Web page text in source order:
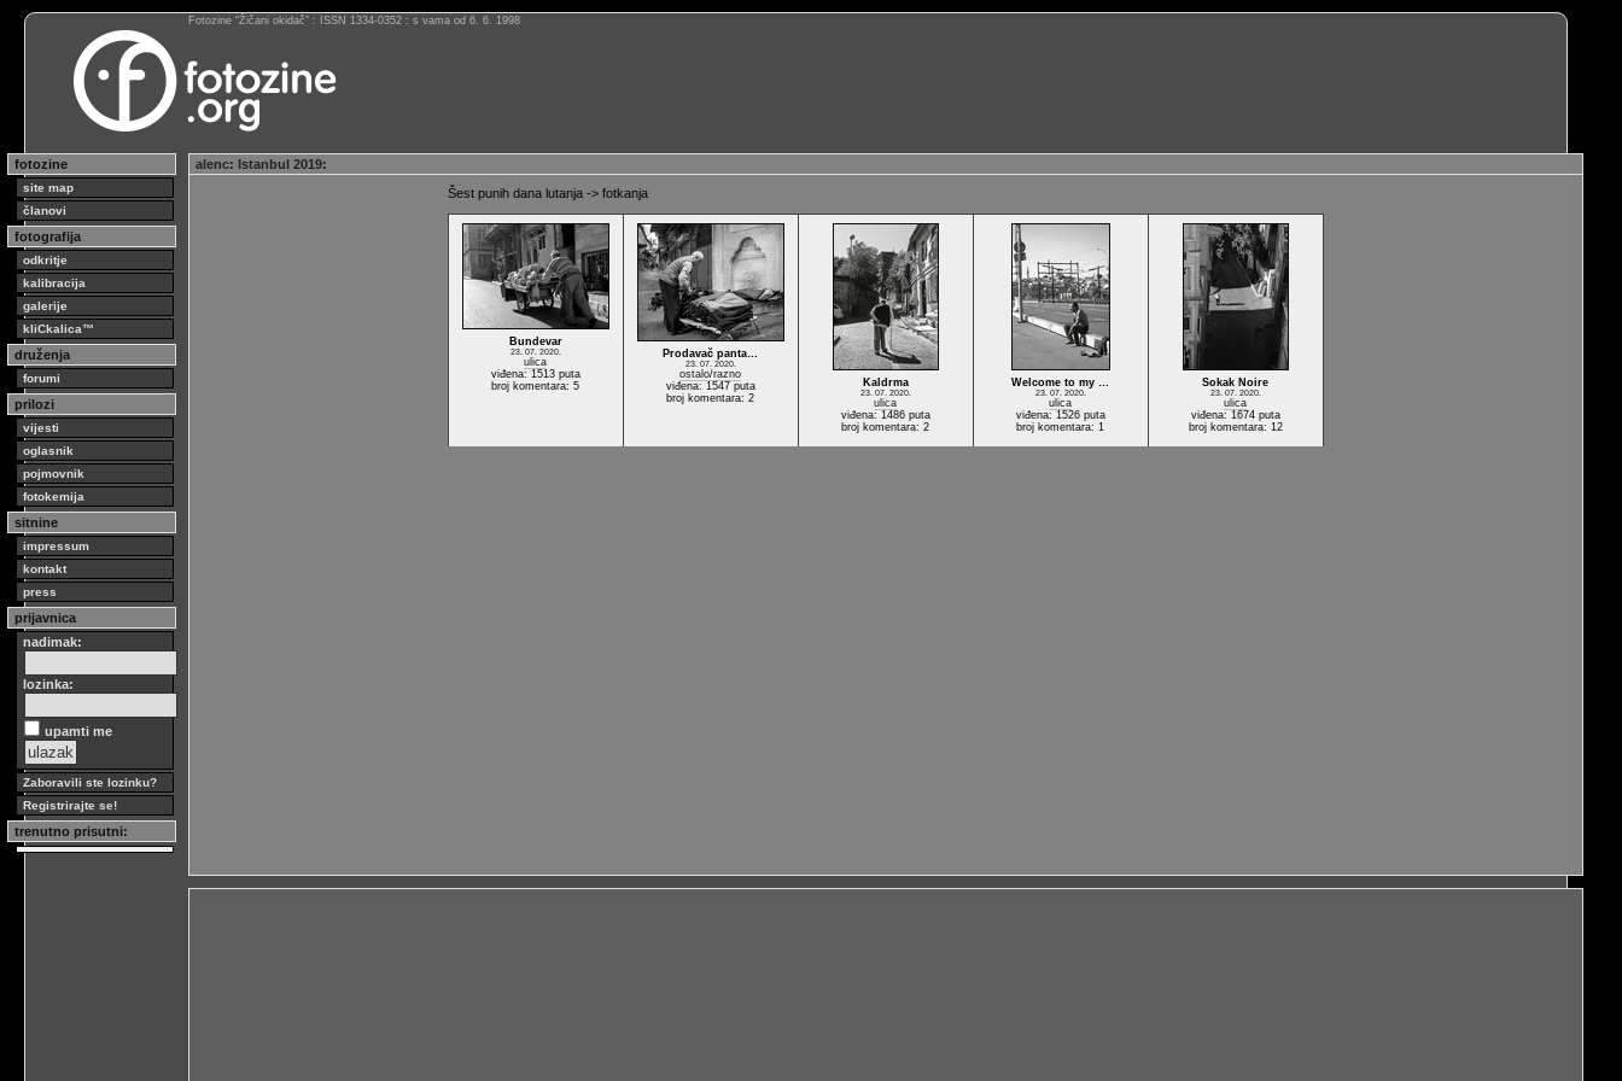
Fotozine “Žičani okidač” : ISSN 1334-0352 : s vama od 6. 6. 1998
fotozine
site map
članovi
fotografija
odkritje
kalibracija
galerije
kliCkalica™
druženja
forumi
prilozi
vijesti
oglasnik
pojmovnik
fotokemija
sitnine
impressum
kontakt
press
prijavnica
nadimak:
lozinka:
upamti me
Zaboravili ste lozinku?
Registrirajte se!
trenutno prisutni:
alenc: Istanbul 2019:
Šest punih dana lutanja -> fotkanja
Bundevar
23. 07. 2020.
ulica
viđena: 1513 puta
broj komentara: 5
Prodavač panta…
23. 07. 2020.
ostalo/razno
viđena: 1547 puta
broj komentara: 2
Kaldrma
23. 07. 2020.
ulica
viđena: 1486 puta
broj komentara: 2
Welcome to my …
23. 07. 2020.
ulica
viđena: 1526 puta
broj komentara: 1
Sokak Noire
23. 07. 2020.
ulica
viđena: 1674 puta
broj komentara: 12